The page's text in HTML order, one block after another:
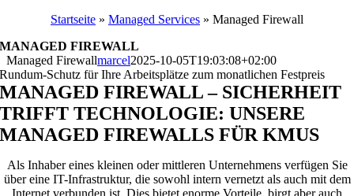
Startseite » Managed Services » Managed Firewall
MANAGED FIREWALL
Managed Firewallmarcel2025-10-05T19:03:08+02:00
Rundum-Schutz für Ihre Arbeitsplätze zum monatlichen Festpreis
MANAGED FIREWALL – SICHERHEIT
TRIFFT TECHNOLOGIE: UNSERE
MANAGED FIREWALLS FÜR KMUS
Als Inhaber eines kleinen oder mittleren Unternehmens verfügen Sie
über eine IT-Infrastruktur, die sowohl intern vernetzt als auch mit dem
Internet verbunden ist. Dies bietet enorme Vorteile, birgt aber auch